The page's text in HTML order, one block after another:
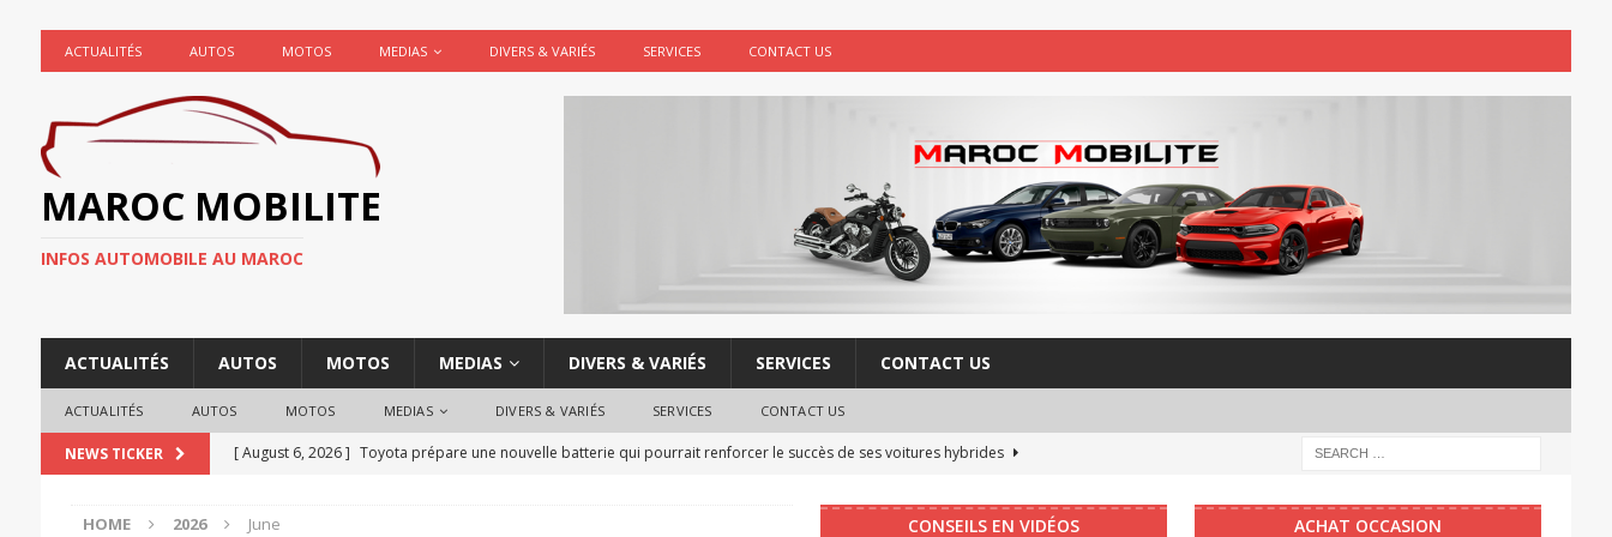
ACTUALITÉS AUTOS MOTOS MEDIAS DIVERS & VARIÉS SERVICES CONTACT US
MAROC MOBILITE
INFOS AUTOMOBILE AU MAROC
ACTUALITÉS AUTOS MOTOS MEDIAS DIVERS & VARIÉS SERVICES CONTACT US
ACTUALITÉS AUTOS MOTOS MEDIAS DIVERS & VARIÉS SERVICES CONTACT US
NEWS TICKER [ August 6, 2026 ] Toyota prépare une nouvelle batterie qui pourrait renforcer le succès de ses voitures hybrides
HOME 2026 June CONSEILS EN VIDÉOS ACHAT OCCASION